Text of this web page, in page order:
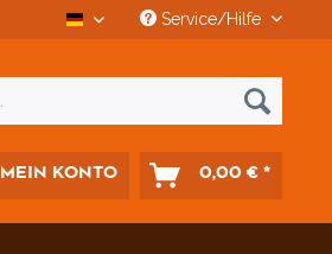
CCD Car-Diagnostics Deutsch
Service/Hilfe
MEIN KONTO 0,00 € *